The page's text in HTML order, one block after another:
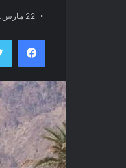
22 مارس، 2024